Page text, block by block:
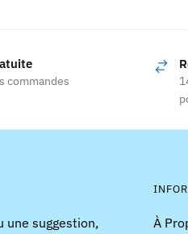
variations.
peuvent
commandes
une suggestion, À